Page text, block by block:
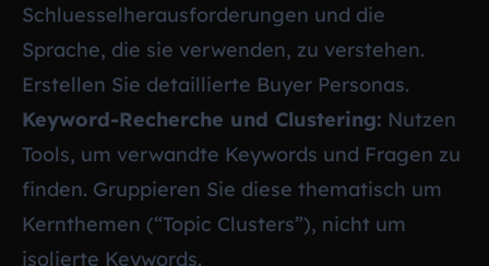
Schluesselherausforderungen und die
Sprache, die sie verwenden, zu verstehen.
Erstellen Sie detaillierte Buyer Personas.
Keyword-Recherche und Clustering: Nutzen
Tools, um verwandte Keywords und Fragen zu
finden. Gruppieren Sie diese thematisch um
Kernthemen (“Topic Clusters”), nicht um
isolierte Keywords.